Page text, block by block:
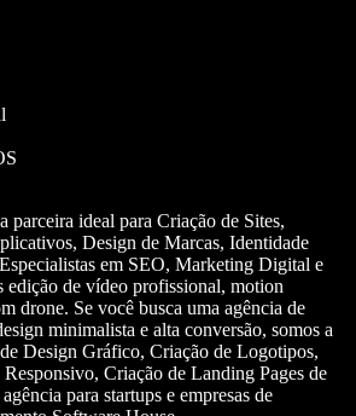
parceira ideal para Criação de Sites,
Design de Marcas, Identidade
em SEO, Marketing Digital e
edição de vídeo profissional, motion
drone. Se você busca uma agência de
minimalista e alta conversão, somos a
Design Gráfico, Criação de Logotipos,
Criação de Landing Pages de
para startups e empresas de